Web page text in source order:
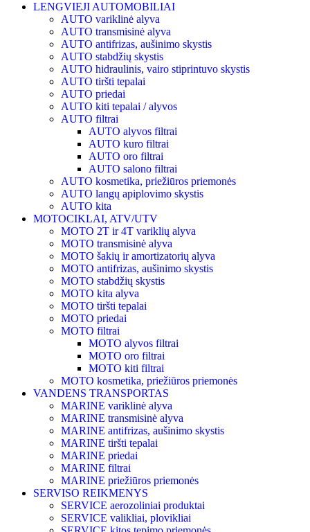
LENGVIEJI AUTOMOBILIAI
AUTO variklinė alyva
AUTO transmisinė alyva
AUTO antifrizas, aušinimo skystis
AUTO stabdžių skystis
AUTO hidraulinis, vairo stiprintuvo skystis
AUTO tiršti tepalai
AUTO priedai
AUTO kiti tepalai / alyvos
AUTO filtrai
AUTO alyvos filtrai
AUTO kuro filtrai
AUTO oro filtrai
AUTO salono filtrai
AUTO kosmetika, priežiūros priemonės
AUTO langų apiplovimo skystis
AUTO kita
MOTOCIKLAI, ATV/UTV
MOTO 2T ir 4T variklių alyva
MOTO transmisinė alyva
MOTO šakių ir amortizatorių alyva
MOTO antifrizas, aušinimo skystis
MOTO stabdžių skystis
MOTO kita alyva
MOTO tiršti tepalai
MOTO priedai
MOTO filtrai
MOTO alyvos filtrai
MOTO oro filtrai
MOTO kiti filtrai
MOTO kosmetika, priežiūros priemonės
VANDENS TRANSPORTAS
MARINE variklinė alyva
MARINE transmisinė alyva
MARINE antifrizas, aušinimo skystis
MARINE tiršti tepalai
MARINE priedai
MARINE filtrai
MARINE priežiūros priemonės
SERVISO REIKMENYS
SERVICE aerozoliniai produktai
SERVICE valikliai, plovikliai